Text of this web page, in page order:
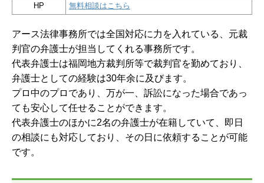
HP
無料相談はこちら
アース法律事務所では全国対応に力を入れている、元裁
判官の弁護士が担当してくれる事務所です。
代表弁護士は福岡地方裁判所等で裁判官を勤めており、
弁護士としての経験は30年余に及びます。
プロ中のプロであり、万が一、訴訟になった場合であっ
ても安心して任せることができます。
代表弁護士のほかに2名の弁護士が在籍していて、即日
の相談にも対応しており、その日に依頼することが可能
です。